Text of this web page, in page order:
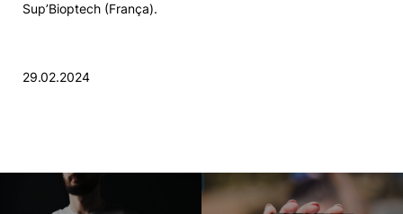
Sup’Bioptech (França).
29.02.2024